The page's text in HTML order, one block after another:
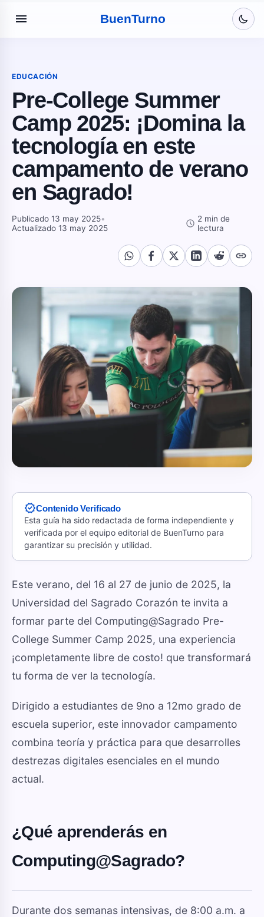
menu BuenTurno
EDUCACIÓN
Pre-College Summer
Camp 2025: ¡Domina la
tecnología en este
campamento de verano
en Sagrado!
Publicado 13 may 2025•
Actualizado 13 may 2025
schedule 2 min de
lectura
link
verifiedContenido Verificado
Esta guía ha sido redactada de forma independiente y
verificada por el equipo editorial de BuenTurno para
garantizar su precisión y utilidad.
Este verano, del 16 al 27 de junio de 2025, la
Universidad del Sagrado Corazón te invita a
formar parte del Computing@Sagrado Pre-
College Summer Camp 2025, una experiencia
¡completamente libre de costo! que transformará
tu forma de ver la tecnología.
Dirigido a estudiantes de 9no a 12mo grado de
escuela superior, este innovador campamento
combina teoría y práctica para que desarrolles
destrezas digitales esenciales en el mundo
actual.
¿Qué aprenderás en
Computing@Sagrado?
Durante dos semanas intensivas, de 8:00 a.m. a